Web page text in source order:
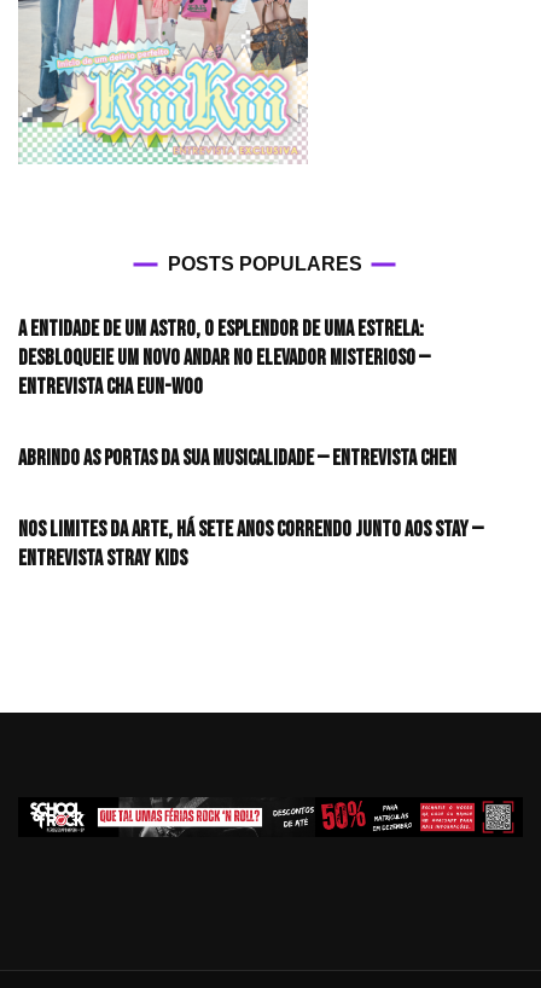
POSTS POPULARES
A entidade de um astro, o esplendor de uma estrela:
desbloqueie um novo andar no elevador misterioso —
Entrevista CHA EUN-WOO
Abrindo as portas da sua musicalidade — Entrevista CHEN
Nos limites da arte, há sete anos correndo junto aos STAY —
Entrevista Stray Kids